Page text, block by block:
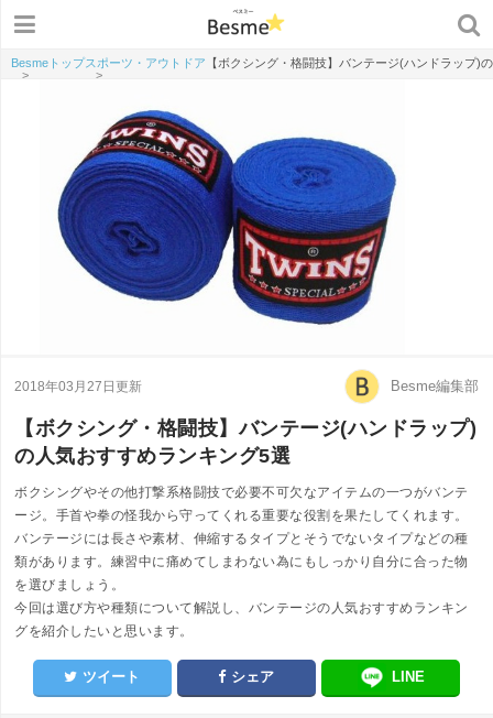
Besmeトップ
>
スポーツ・アウトドア
>
【ボクシング・格闘技】バンテージ(ハンドラップ)
2018年03月27日更新 Besme編集部
【ボクシング・格闘技】バンテージ(ハンドラップ)
の人気おすすめランキング5選
ボクシングやその他打撃系格闘技で必要不可欠なアイテムの一つがバンテ
ージ。手首や拳の怪我から守ってくれる重要な役割を果たしてくれます。
バンテージには長さや素材、伸縮するタイプとそうでないタイプなどの種
類があります。練習中に痛めてしまわない為にもしっかり自分に合った物
を選びましょう。
今回は選び方や種類について解説し、バンテージの人気おすすめランキン
グを紹介したいと思います。
ツイート シェア LINE